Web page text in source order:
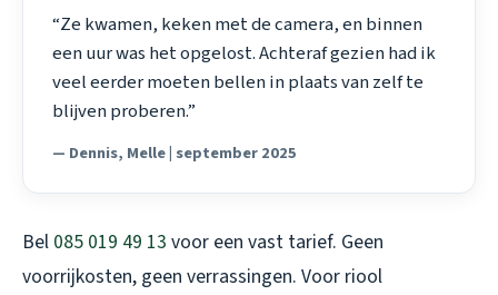
“Ze kwamen, keken met de camera, en binnen
een uur was het opgelost. Achteraf gezien had ik
veel eerder moeten bellen in plaats van zelf te
blijven proberen.”
— Dennis, Melle | september 2025
Bel 085 019 49 13 voor een vast tarief. Geen
voorrijkosten, geen verrassingen. Voor riool